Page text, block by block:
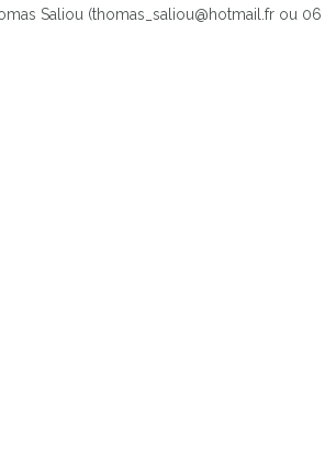
Saliou (thomas_saliou@hotmail.fr ou 06